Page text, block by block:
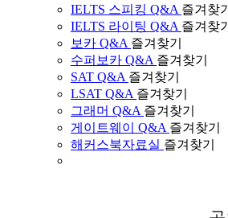
IELTS 스피킹 Q&A 즐겨찾기
IELTS 라이팅 Q&A 즐겨찾기
보카 Q&A 즐겨찾기
수퍼보카 Q&A 즐겨찾기
SAT Q&A 즐겨찾기
LSAT Q&A 즐겨찾기
그래머 Q&A 즐겨찾기
게이트웨이 Q&A 즐겨찾기
해커스북자료실 즐겨찾기